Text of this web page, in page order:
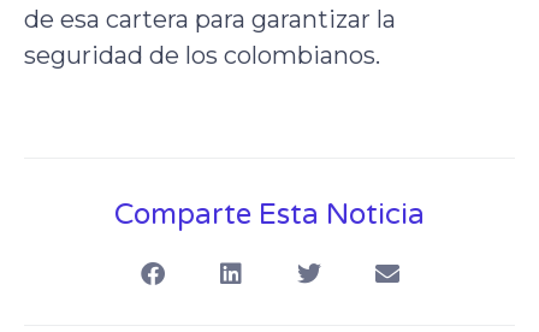
de esa cartera para garantizar la
seguridad de los colombianos.
Comparte Esta Noticia